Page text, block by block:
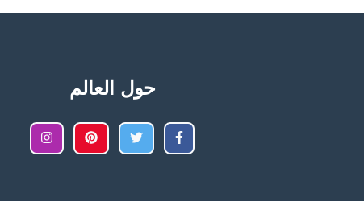
حول العالم